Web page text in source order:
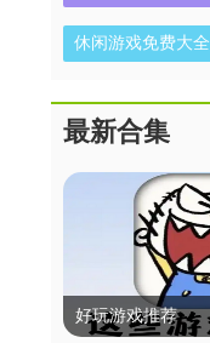
休闲游戏免费大全
最新合集
好玩游戏推荐